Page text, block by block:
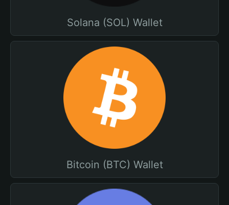
Solana (SOL) Wallet
Bitcoin (BTC) Wallet